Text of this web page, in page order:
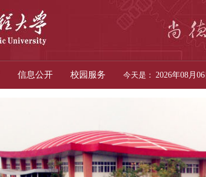
信息公开 校园服务 今天是： 2026年08月